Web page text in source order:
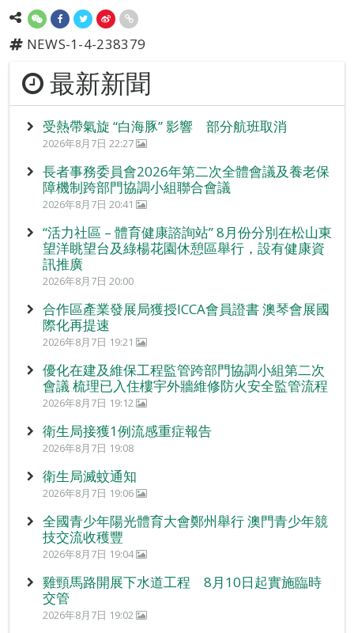
NEWS-1-4-238379
最新新聞
受熱帶氣旋 “白海豚” 影響 部分航班取消
2026年8月7日 22:27
長者事務委員會2026年第二次全體會議及養老保
障機制跨部門協調小組聯合會議
2026年8月7日 20:41
“活力社區 – 體育健康諮詢站” 8月份分別在松山東
望洋眺望台及綠楊花園休憩區舉行，設有健康資
訊推廣
2026年8月7日 20:00
合作區產業發展局獲授ICCA會員證書 澳琴會展國
際化再提速
2026年8月7日 19:21
優化在建及維保工程監管跨部門協調小組第二次
會議 梳理已入住樓宇外牆維修防火安全監管流程
2026年8月7日 19:12
衛生局接獲1例流感重症報告
2026年8月7日 19:08
衛生局滅蚊通知
2026年8月7日 19:06
全國青少年陽光體育大會鄭州舉行 澳門青少年競
技交流收穫豐
2026年8月7日 19:04
雞頸馬路開展下水道工程 8月10日起實施臨時
交管
2026年8月7日 19:02